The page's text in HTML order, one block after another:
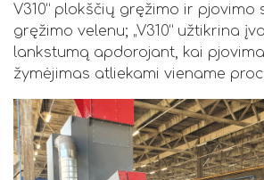
V310“ plokščių gręžimo ir pjovimo
gręžimo velenu; „V310“ užtikrina
lankstumą apdorojant, kai
žymėjimas atliekami viename